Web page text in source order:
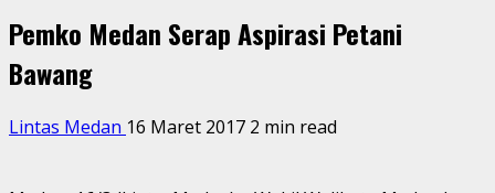
Pemko Medan Serap Aspirasi Petani
Bawang
Lintas Medan 16 Maret 2017 2 min read